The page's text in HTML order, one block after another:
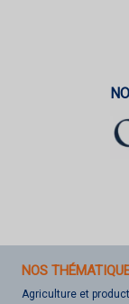
NOS
Agriculture et